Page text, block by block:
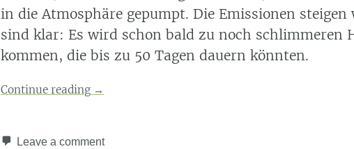
in die Atmosphäre gepumpt. Die Emissionen steigen
sind klar: Es wird schon bald zu noch schlimmeren
kommen, die bis zu 50 Tagen dauern könnten.
Continue reading →
Leave a comment